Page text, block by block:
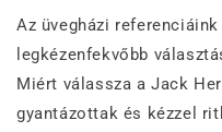
Az üvegházi
legkézenfekvőbb
Miért válassza a Jack
gyantázottak és kézzel